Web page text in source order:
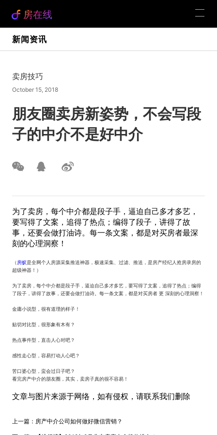
房在线
新闻资讯
卖房技巧
October 15, 2018
朋友圈卖房新姿势，不会写段
子的中介不是好中介
为了卖房，每个中介都是段子手，逼迫自己多才多艺，
要写得了文案，追得了热点；编得了段子，讲得了故
事，还要会做打油诗。每一条文案，都是对买房者最深
刻的心理洞察！
（房蚁是全网个人房源采集推送神器，极速采集、过滤、推送，是房产经纪人抢房录房的
超级神器！）
为了卖房，每个中介都是段子手，逼迫自己多才多艺，要写得了文案，追得了热点；编得
了段子，讲得了故事，还要会做打油诗。每一条文案，都是对买房者 更 深刻的心理洞察！
金庸小说型，很有道理的样子！
贴切对比型，很形象有木有？
热点事件型，直击人心对吧？
感性走心型，容易打动人心吧？
苦口婆心型，蛮会过日子吧？
看完房产中介的朋友圈，其实，卖房子真的很不容易！
文章与图片来源于网络，如有侵权，请联系我们删除
上一篇： 房产中介公司如何做好微信营销？